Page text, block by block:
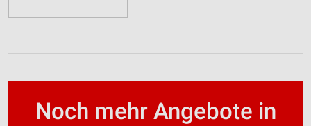
Noch mehr Angebote in